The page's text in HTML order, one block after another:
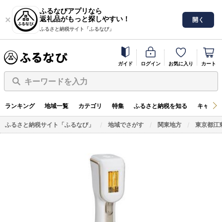
ふるなびアプリなら
返礼品がもっと探しやすい！
ふるさと納税サイト「ふるなび」
開く
ガイド ログイン お気に入り カート
キーワードを入力
ランキング 地域一覧 カテゴリ 特集 ふるさと納税を知る キャン
ふるさと納税サイト「ふるなび」 地域でさがす 関東地方 東京都江